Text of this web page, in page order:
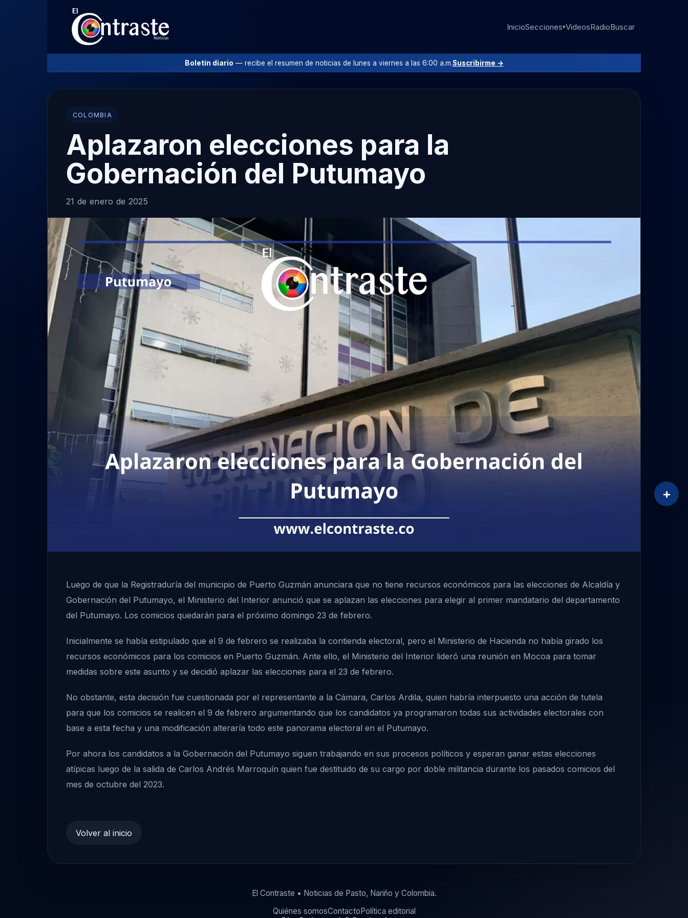
InicioSecciones▾VideosRadioBuscar
Boletín diario — recibe el resumen de noticias de lunes a viernes a las 6:00 a.m.Suscribirme →
COLOMBIA
Aplazaron elecciones para la
Gobernación del Putumayo
21 de enero de 2025
Luego de que la Registraduría del municipio de Puerto Guzmán anunciara que no tiene recursos económicos para las elecciones de Alcaldía y
Gobernación del Putumayo, el Ministerio del Interior anunció que se aplazan las elecciones para elegir al primer mandatario del departamento
del Putumayo. Los comicios quedarán para el próximo domingo 23 de febrero.
Inicialmente se había estipulado que el 9 de febrero se realizaba la contienda electoral, pero el Ministerio de Hacienda no había girado los
recursos económicos para los comicios en Puerto Guzmán. Ante ello, el Ministerio del Interior lideró una reunión en Mocoa para tomar
medidas sobre este asunto y se decidió aplazar las elecciones para el 23 de febrero.
No obstante, esta decisión fue cuestionada por el representante a la Cámara, Carlos Ardila, quien habría interpuesto una acción de tutela
para que los comicios se realicen el 9 de febrero argumentando que los candidatos ya programaron todas sus actividades electorales con
base a esta fecha y una modificación alteraría todo este panorama electoral en el Putumayo.
Por ahora los candidatos a la Gobernación del Putumayo siguen trabajando en sus procesos políticos y esperan ganar estas elecciones
atípicas luego de la salida de Carlos Andrés Marroquín quien fue destituido de su cargo por doble militancia durante los pasados comicios del
mes de octubre del 2023.
Volver al inicio
El Contraste • Noticias de Pasto, Nariño y Colombia.
Quiénes somosContactoPolítica editorial
+